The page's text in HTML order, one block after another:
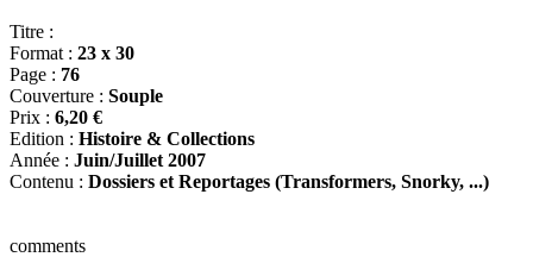
Titre :
Format : 23 x 30
Page : 76
Couverture : Souple
Prix : 6,20 €
Edition : Histoire & Collections
Année : Juin/Juillet 2007
Contenu : Dossiers et Reportages (Transformers, Snorky, ...)
comments